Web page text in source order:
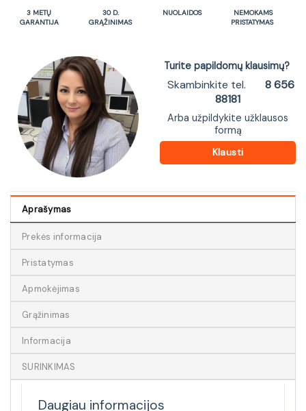
3 METŲ
GARANTIJA
30 D.
GRĄŽINIMAS
NUOLAIDOS
NEMOKAMS
PRISTATYMAS
Turite papildomų klausimų?
Skambinkite tel.
8 656
88181
Arba užpildykite užklausos
formą
Klausti
Aprašymas
Prekės informacija
Pristatymas
Apmokėjimas
Grąžinimas
Informacija
SURINKIMAS
Daugiau informacijos